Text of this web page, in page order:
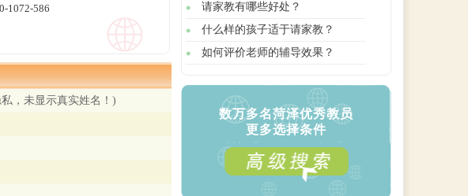
1072-586
，未显示真实姓名！)
请家教有哪些好处？
什么样的孩子适于请家教？
如何评价老师的辅导效果？
数万多名菏泽优秀教员
更多选择条件